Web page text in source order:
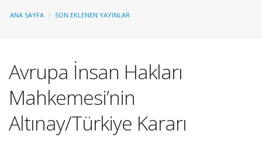
ANA SAYFA SON EKLENEN YAYINLAR
Avrupa İnsan Hakları
Mahkemesi’nin
Altınay/Türkiye Kararı